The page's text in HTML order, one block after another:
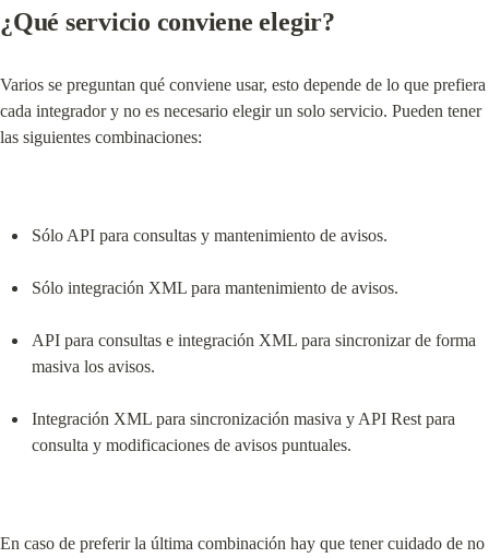
¿Qué servicio conviene elegir?
Varios se preguntan qué conviene usar, esto depende de lo que prefiera
cada integrador y no es necesario elegir un solo servicio. Pueden tener
las siguientes combinaciones:
Sólo API para consultas y mantenimiento de avisos.
Sólo integración XML para mantenimiento de avisos.
API para consultas e integración XML para sincronizar de forma
masiva los avisos.
Integración XML para sincronización masiva y API Rest para
consulta y modificaciones de avisos puntuales.
En caso de preferir la última combinación hay que tener cuidado de no